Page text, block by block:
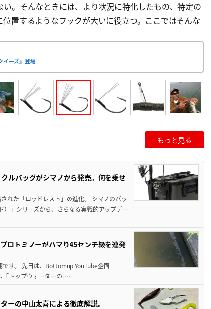
。そんなときには、より状況に特化したもの、特定の
置するようなフックが大いに役立つ。ここではそんな
イーズ』登場
もっと見る
ルバッグがシマノから発売。何を乗せ
れた「ロッドレスト」の進化。 シマノのバッ
」シリーズから、さらなる実戦的アップデー
ロトミノーがハマり45センチ級を連発
す。 先日は、Bottomup YouTube企画
「トップウォーターの[…]
ーの中山太喜による徹底解説。